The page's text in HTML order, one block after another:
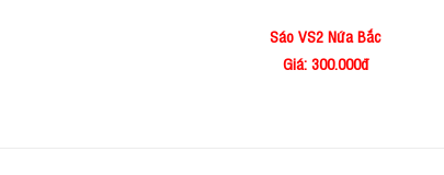
Sáo VS2 Nứa Bắc
Giá: 300.000đ